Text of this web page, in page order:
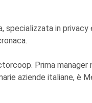
specializzata in
Prima
aziende italiane, è